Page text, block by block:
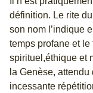
définition. Le rite
son nom l’indique
temps profane et
spirituel,éthique et
la Genèse, attendu
incessante